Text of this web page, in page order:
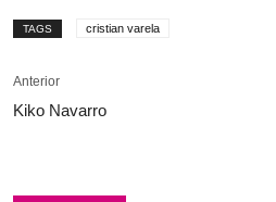
TAGS cristian varela
Anterior
Kiko Navarro